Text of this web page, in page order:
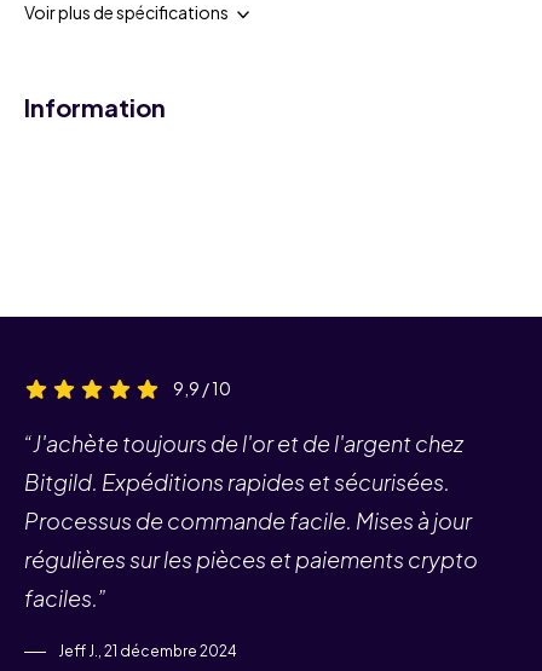
Voir plus de spécifications
Information
9,9 / 10
“J'achète toujours de l'or et de l'argent chez
Bitgild. Expéditions rapides et sécurisées.
Processus de commande facile. Mises à jour
régulières sur les pièces et paiements crypto
faciles.”
Jeff J., 21 décembre 2024